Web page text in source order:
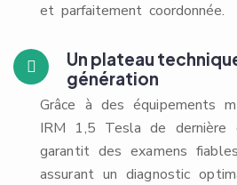
et parfaitement coordonnée.
Un plateau
génération
Grâce à des équipements
IRM 1,5 Tesla de dernière
garantit des examens
assurant un diagnostic